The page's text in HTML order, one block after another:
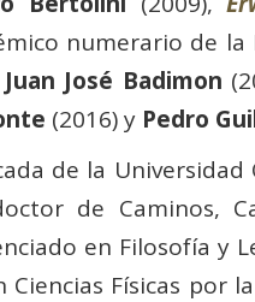
numerario de la
Juan José Badimon
(2016) y Pedro
de la
de Caminos,
en Filosofía y
Ciencias Físicas por